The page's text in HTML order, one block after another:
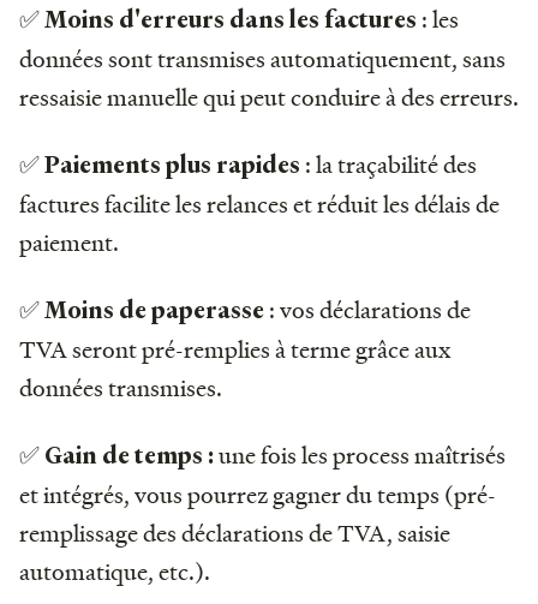
✅Moins d'erreurs dans les factures : les
données sont transmises automatiquement, sans
ressaisie manuelle qui peut conduire à des erreurs.
✅Paiements plus rapides : la traçabilité des
factures facilite les relances et réduit les délais de
paiement.
✅Moins de paperasse : vos déclarations de
TVA seront pré-remplies à terme grâce aux
données transmises.
✅ Gain de temps :une fois les process maîtrisés
et intégrés, vous pourrez gagner du temps (pré-
remplissage des déclarations de TVA, saisie
automatique, etc.).